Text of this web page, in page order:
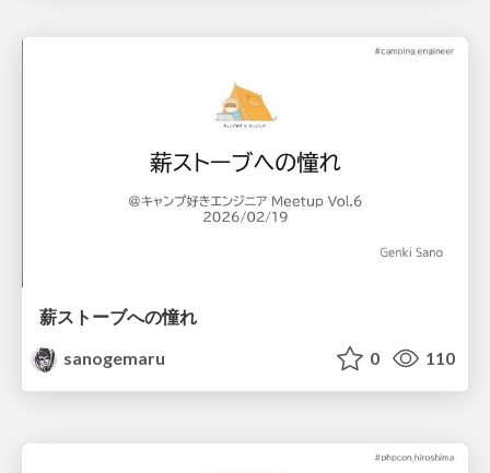
薪ストーブへの憧れ
sanogemaru
0 110